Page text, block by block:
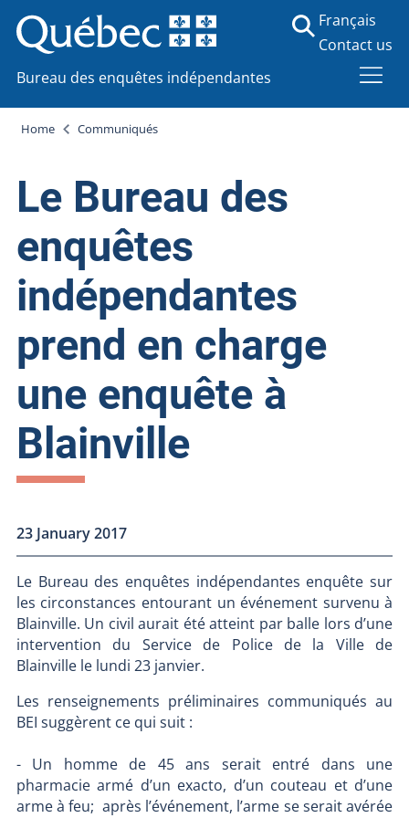
Bureau des enquêtes indépendantes
Français
Contact us
Home Communiqués
Le Bureau des
enquêtes
indépendantes
prend en charge
une enquête à
Blainville
23 January 2017
Le Bureau des enquêtes indépendantes enquête sur
les circonstances entourant un événement survenu à
Blainville. Un civil aurait été atteint par balle lors d’une
intervention du Service de Police de la Ville de
Blainville le lundi 23 janvier.
Les renseignements préliminaires communiqués au
BEI suggèrent ce qui suit :
- Un homme de 45 ans serait entré dans une
pharmacie armé d’un exacto, d’un couteau et d’une
arme à feu; après l’événement, l’arme se serait avérée